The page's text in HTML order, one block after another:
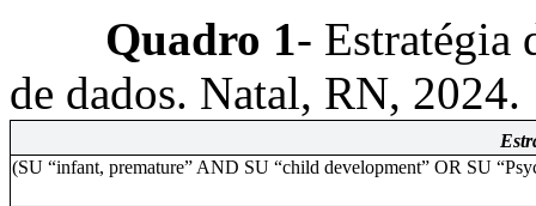
Quadro 1- Estratégia
de dados. Natal, RN, 2024.
(SU “infant, premature” AND SU “child development” OR SU